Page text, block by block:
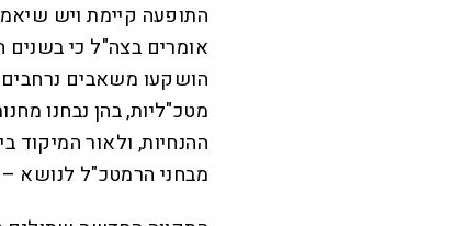
התופעה קיימת ויש
אומרים בצה"ל כי בשנים
הושקעו משאבים נרחבים
מטכ"ליות, בהן נבחנו
ההנחיות, ולאור
מבחני הרמטכ"ל לנושא –